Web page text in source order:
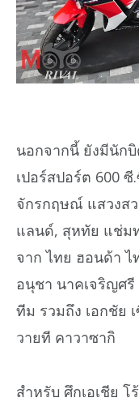
นอกจากนี้ ยังมีนัก
เปอร์สปอร์ต 600
จักรกฤษณ์ แสวงสว
แลนด์, สุหทัย แช่ม
จาก ไทย ฮอนด้า
อนุชา นาคเจริญศ
ทีม รวมถึง เอกชัย
วายที คาวาซากิ
สำหรับ ศึกเอเชีย